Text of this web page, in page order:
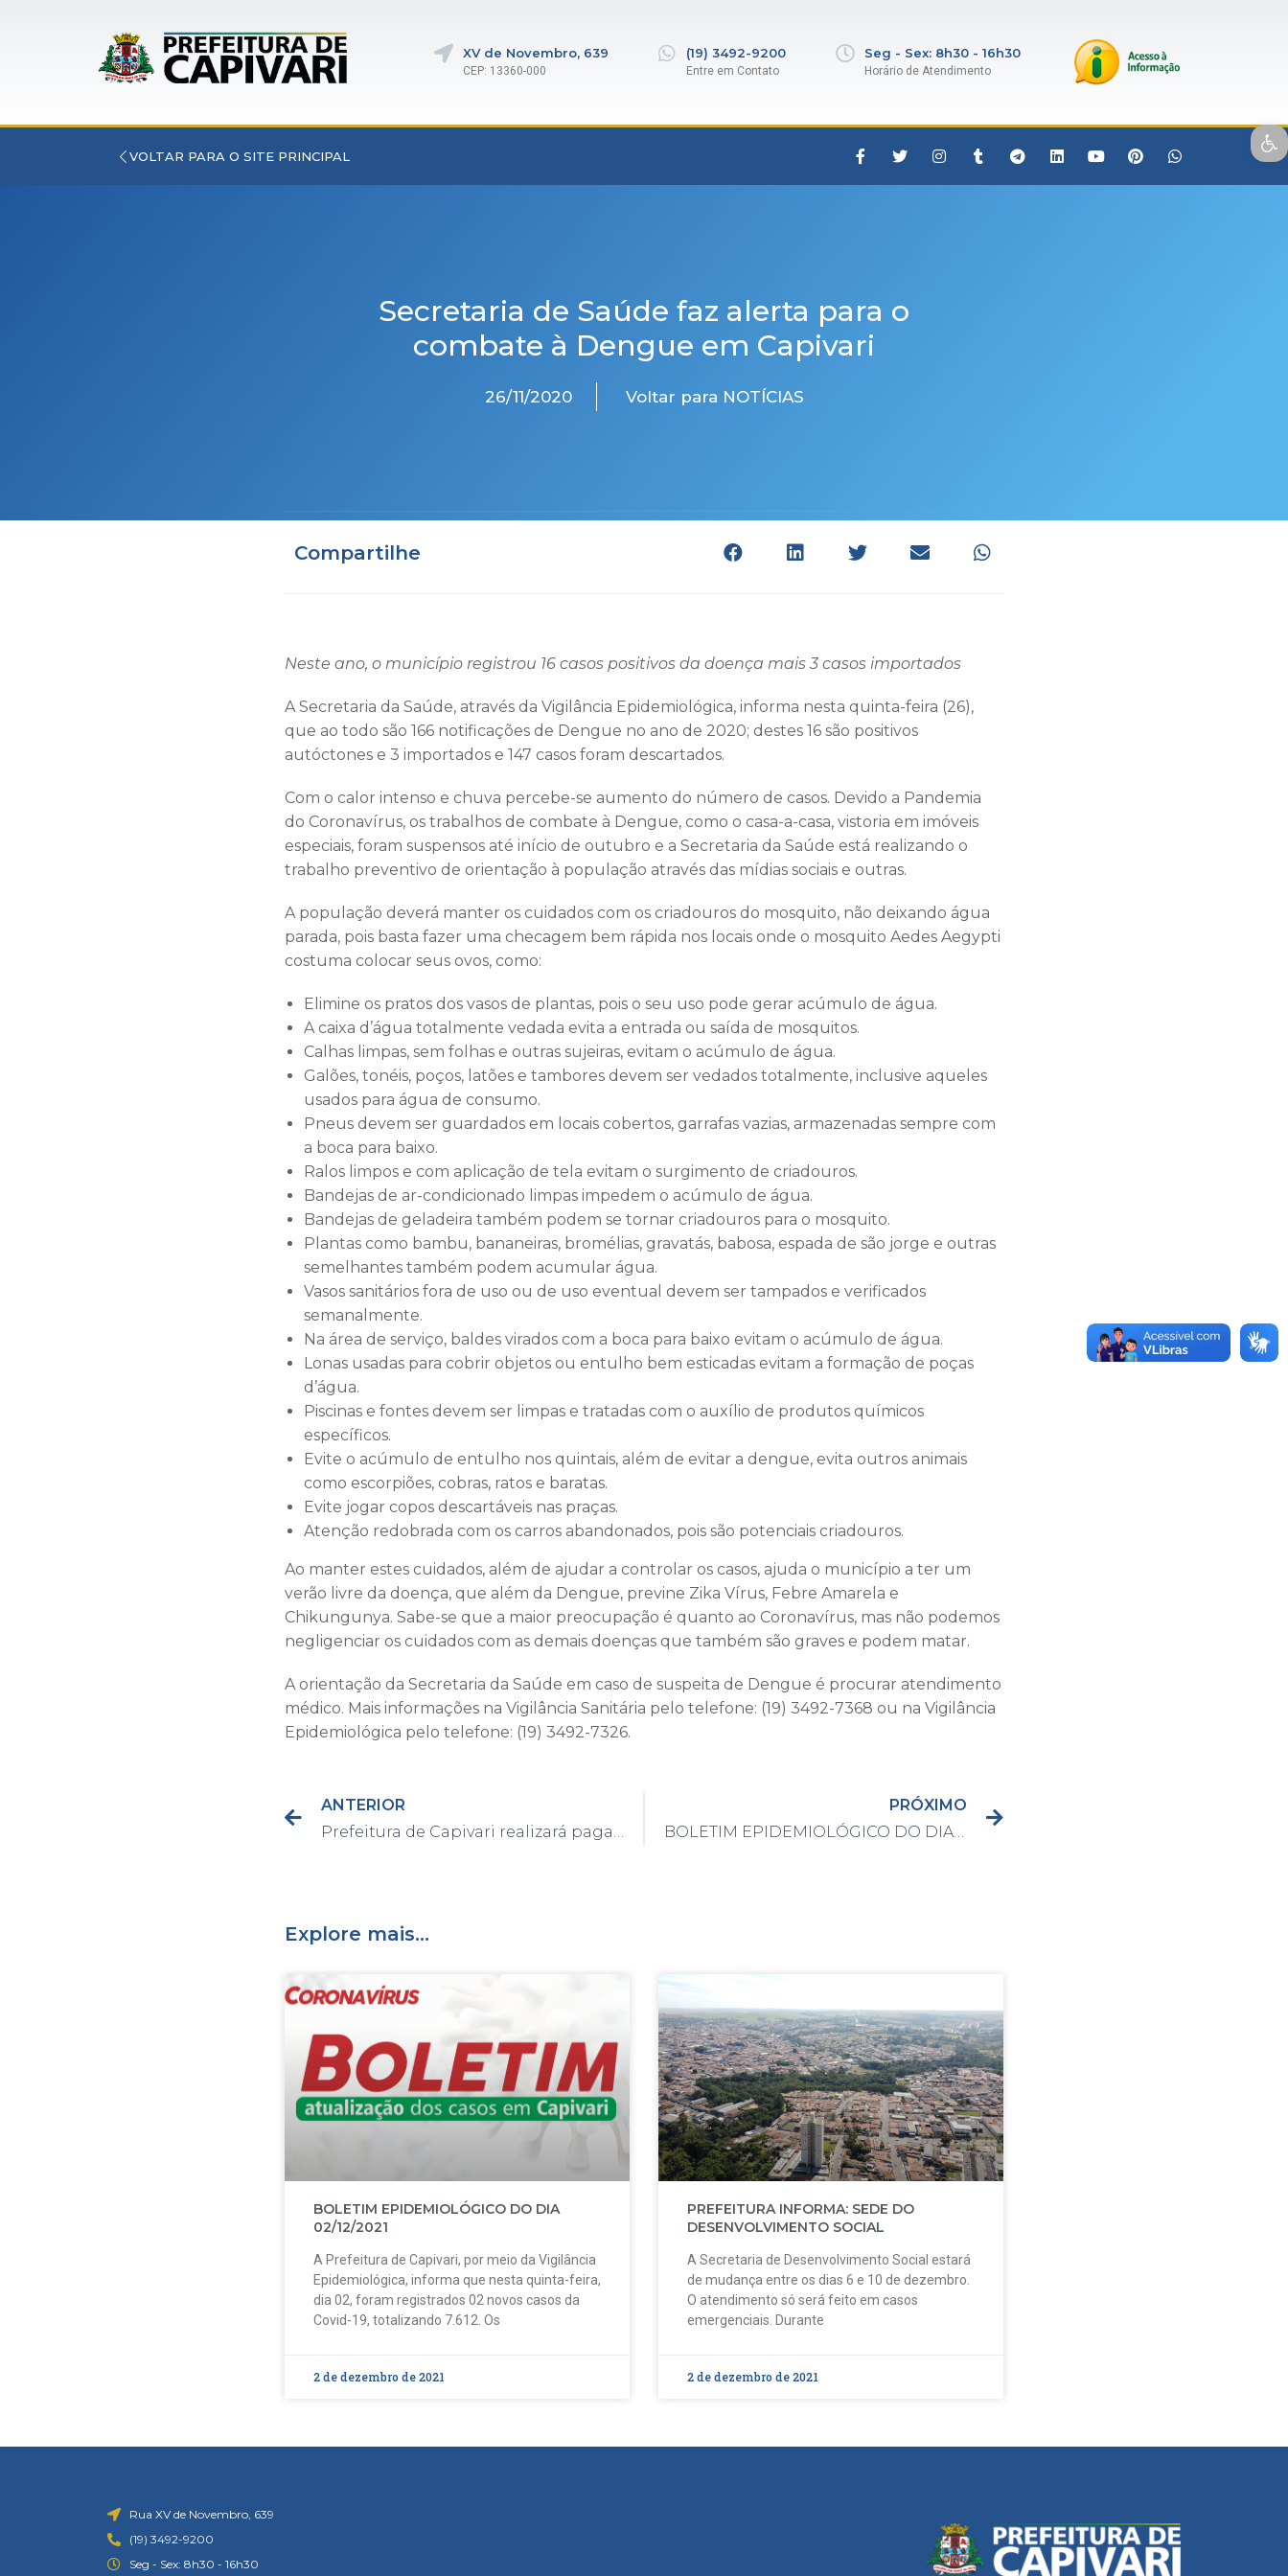
Open toolbar
XV de Novembro, 639
CEP: 13360-000
(19) 3492-9200
Entre em Contato
Seg - Sex: 8h30 - 16h30
Horário de Atendimento
VOLTAR PARA O SITE PRINCIPAL
Secretaria de Saúde faz alerta para o
combate à Dengue em Capivari
26/11/2020 Voltar para NOTÍCIAS
Compartilhe
Neste ano, o município registrou 16 casos positivos da doença mais 3 casos importados
A Secretaria da Saúde, através da Vigilância Epidemiológica, informa nesta quinta-feira (26),
que ao todo são 166 notificações de Dengue no ano de 2020; destes 16 são positivos
autóctones e 3 importados e 147 casos foram descartados.
Com o calor intenso e chuva percebe-se aumento do número de casos. Devido a Pandemia
do Coronavírus, os trabalhos de combate à Dengue, como o casa-a-casa, vistoria em imóveis
especiais, foram suspensos até início de outubro e a Secretaria da Saúde está realizando o
trabalho preventivo de orientação à população através das mídias sociais e outras.
A população deverá manter os cuidados com os criadouros do mosquito, não deixando água
parada, pois basta fazer uma checagem bem rápida nos locais onde o mosquito Aedes Aegypti
costuma colocar seus ovos, como:
Elimine os pratos dos vasos de plantas, pois o seu uso pode gerar acúmulo de água.
A caixa d’água totalmente vedada evita a entrada ou saída de mosquitos.
Calhas limpas, sem folhas e outras sujeiras, evitam o acúmulo de água.
Galões, tonéis, poços, latões e tambores devem ser vedados totalmente, inclusive aqueles
usados para água de consumo.
Pneus devem ser guardados em locais cobertos, garrafas vazias, armazenadas sempre com
a boca para baixo.
Ralos limpos e com aplicação de tela evitam o surgimento de criadouros.
Bandejas de ar-condicionado limpas impedem o acúmulo de água.
Bandejas de geladeira também podem se tornar criadouros para o mosquito.
Plantas como bambu, bananeiras, bromélias, gravatás, babosa, espada de são jorge e outras
semelhantes também podem acumular água.
Vasos sanitários fora de uso ou de uso eventual devem ser tampados e verificados
semanalmente.
Na área de serviço, baldes virados com a boca para baixo evitam o acúmulo de água.
Lonas usadas para cobrir objetos ou entulho bem esticadas evitam a formação de poças
d’água.
Piscinas e fontes devem ser limpas e tratadas com o auxílio de produtos químicos
específicos.
Evite o acúmulo de entulho nos quintais, além de evitar a dengue, evita outros animais
como escorpiões, cobras, ratos e baratas.
Evite jogar copos descartáveis nas praças.
Atenção redobrada com os carros abandonados, pois são potenciais criadouros.
Ao manter estes cuidados, além de ajudar a controlar os casos, ajuda o município a ter um
verão livre da doença, que além da Dengue, previne Zika Vírus, Febre Amarela e
Chikungunya. Sabe-se que a maior preocupação é quanto ao Coronavírus, mas não podemos
negligenciar os cuidados com as demais doenças que também são graves e podem matar.
A orientação da Secretaria da Saúde em caso de suspeita de Dengue é procurar atendimento
médico. Mais informações na Vigilância Sanitária pelo telefone: (19) 3492-7368 ou na Vigilância
Epidemiológica pelo telefone: (19) 3492-7326.
ANTERIOR
Prefeitura de Capivari realizará pagamento de 13o. salário com dez dias de antecedência
PRÓXIMO
BOLETIM EPIDEMIOLÓGICO DO DIA 26/11/2020
Explore mais...
BOLETIM EPIDEMIOLÓGICO DO DIA
02/12/2021
A Prefeitura de Capivari, por meio da Vigilância
Epidemiológica, informa que nesta quinta-feira,
dia 02, foram registrados 02 novos casos da
Covid-19, totalizando 7.612. Os
2 de dezembro de 2021
PREFEITURA INFORMA: SEDE DO
DESENVOLVIMENTO SOCIAL
A Secretaria de Desenvolvimento Social estará
de mudança entre os dias 6 e 10 de dezembro.
O atendimento só será feito em casos
emergenciais. Durante
2 de dezembro de 2021
Rua XV de Novembro, 639
(19) 3492-9200
Seg - Sex: 8h30 - 16h30